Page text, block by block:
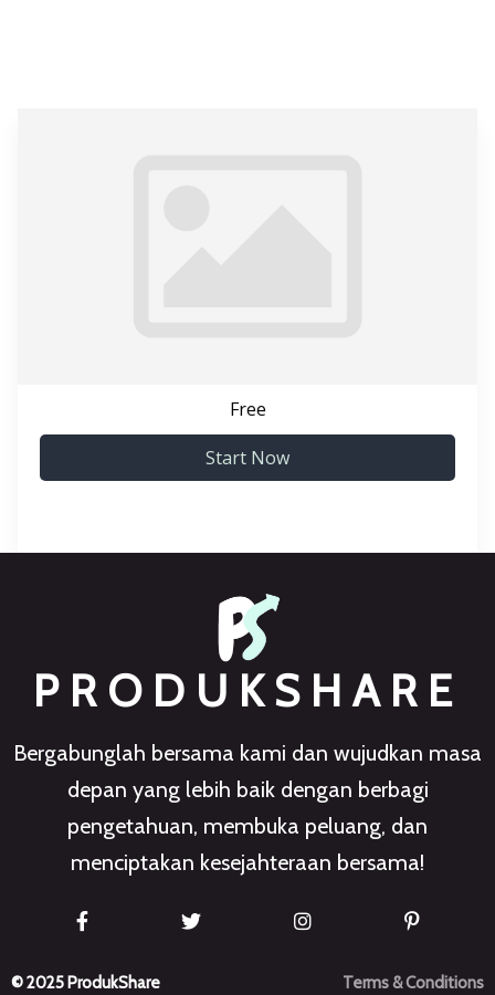
Free
Start Now
PRODUKSHARE
Bergabunglah bersama kami dan wujudkan masa
depan yang lebih baik dengan berbagi
pengetahuan, membuka peluang, dan
menciptakan kesejahteraan bersama!
© 2025 ProdukShare Terms & Conditions